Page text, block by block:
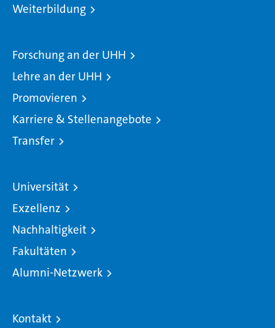
Weiterbildung
Forschung an der UHH
Lehre an der UHH
Promovieren
Karriere & Stellenangebote
Transfer
Universität
Exzellenz
Nachhaltigkeit
Fakultäten
Alumni-Netzwerk
Kontakt